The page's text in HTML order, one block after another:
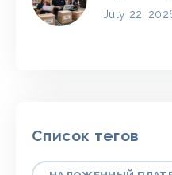
July 22,
Список тегов